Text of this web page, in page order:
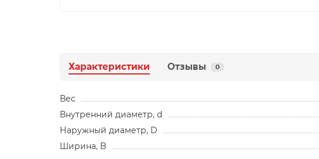
Характеристики Отзывы 0
Вес
Внутренний диаметр, d
Наружный диаметр, D
Ширина, B